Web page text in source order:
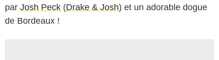
par Josh Peck (Drake & Josh) et un adorable dogue
de Bordeaux !